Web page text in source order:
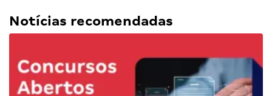
Notícias recomendadas